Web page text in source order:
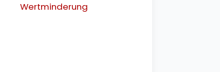
Wertminderung